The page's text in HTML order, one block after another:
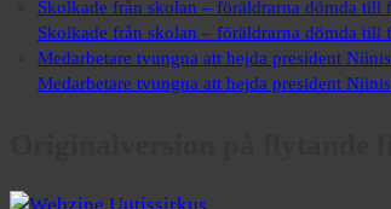
Skolkade från skolan – föräldrarna dömda till
Skolkade från skolan – föräldrarna dömda till
Medarbetare tvungna att hejda president
Medarbetare tvungna att hejda president